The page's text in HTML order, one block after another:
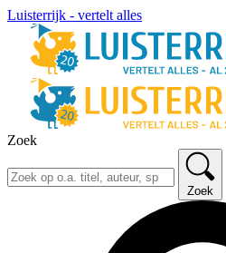
Luisterrijk - vertelt alles
Zoek
Zoek